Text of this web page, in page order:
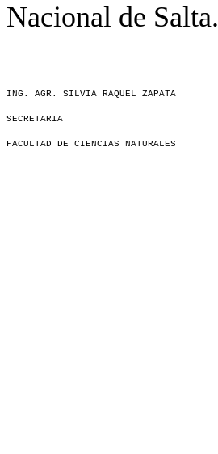
Nacional de Salta.
ING. AGR. SILVIA RAQUEL ZAPATA
SECRETARIA
FACULTAD DE CIENCIAS NATURALES